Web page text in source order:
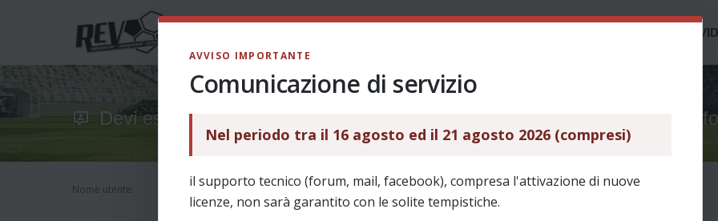
Devi essere iscritto e connesso per rispondere agli argomenti di questo
Nome utente:
AVVISO IMPORTANTE
Comunicazione di servizio
Nel periodo tra il 16 agosto ed il 21 agosto 2026 (compresi)
il supporto tecnico (forum, mail, facebook), compresa l'attivazione di nuove
licenze, non sarà garantito con le solite tempistiche.